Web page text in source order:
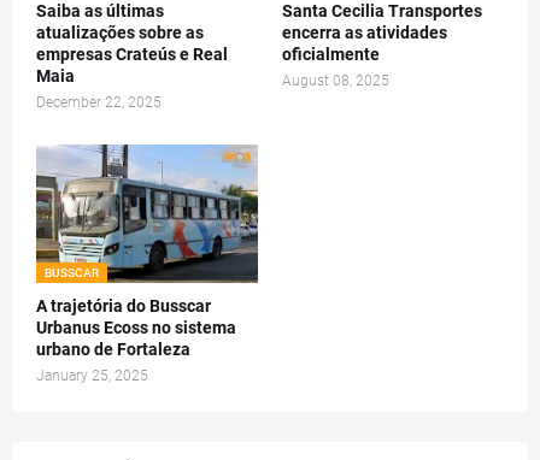
Saiba as últimas
atualizações sobre as
empresas Crateús e Real
Maia
December 22, 2025
Santa Cecilia Transportes
encerra as atividades
oficialmente
August 08, 2025
BUSSCAR
A trajetória do Busscar
Urbanus Ecoss no sistema
urbano de Fortaleza
January 25, 2025